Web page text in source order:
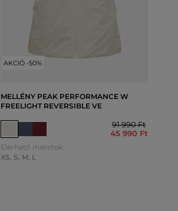
AKCIÓ -50%
MELLÉNY PEAK PERFORMANCE W
FREELIGHT REVERSIBLE VE
91 990 Ft
45 990 Ft
Elérhető méretek:
XS, S, M, L